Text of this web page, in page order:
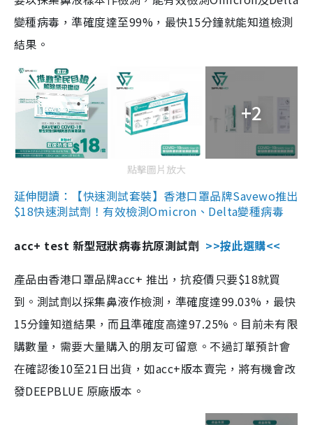
變種病毒，準確度達至99%，最快15分鐘就能知道檢測
結果。
+2
點擊圖片放大
延伸閱讀：【快速測試套裝】香港口罩品牌Savewo推出
$18快速測試劑！有效檢測Omicron、Delta變種病毒
acc+ test 新型冠狀病毒抗原測試劑 >>按此選購<<
產品由香港口罩品牌acc+ 推出，抗疫價只要$18就買
到。測試劑以採集鼻液作檢測，準確度達99.03%，最快
15分鐘知道結果，而且準確度高達97.25%。目前未有限
購數量，需要大量購入的朋友可留意。不過訂單預計會
在確認後10至21日出貨，如acc+版本賣完，將有機會改
發DEEPBLUE 原廠版本。